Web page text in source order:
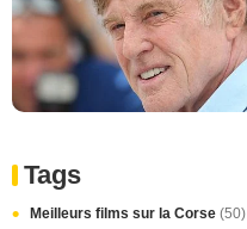
Tags
Meilleurs films sur la Corse (50)